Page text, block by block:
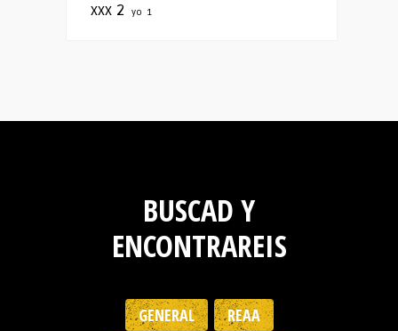
xxx 2 yo 1
BUSCAD Y
ENCONTRAREIS
GENERAL
REAA